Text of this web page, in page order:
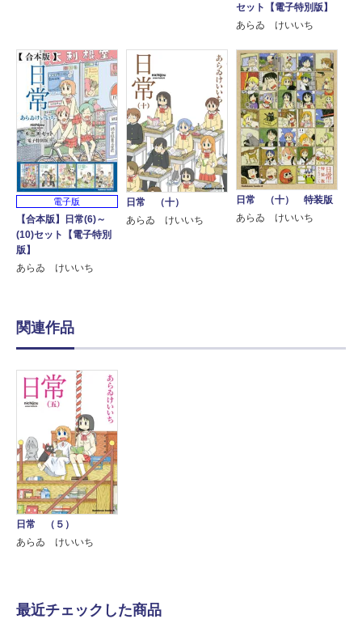
セット【電子特別版】
あらゐ けいいち
電子版
【合本版】日常(6)～
(10)セット【電子特別
版】
あらゐ けいいち
日常 （十）
あらゐ けいいち
日常 （十） 特装版
あらゐ けいいち
関連作品
日常 （５）
あらゐ けいいち
最近チェックした商品